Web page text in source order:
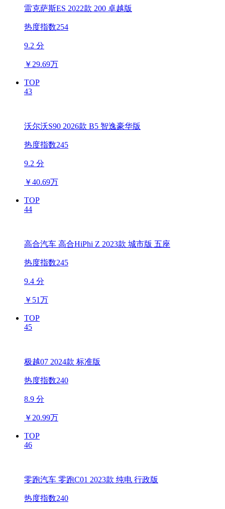
雷克萨斯ES 2022款 200 卓越版
热度指数254
9.2 分
￥ 29.69万
TOP
43
沃尔沃S90 2026款 B5 智逸豪华版
热度指数245
9.2 分
￥40.69万
TOP
44
高合汽车 高合HiPhi Z 2023款 城市版 五座
热度指数245
9.4 分
￥ 51万
TOP
45
极越07 2024款 标准版
热度指数240
8.9 分
￥ 20.99万
TOP
46
零跑汽车 零跑C01 2023款 纯电 行政版
热度指数240